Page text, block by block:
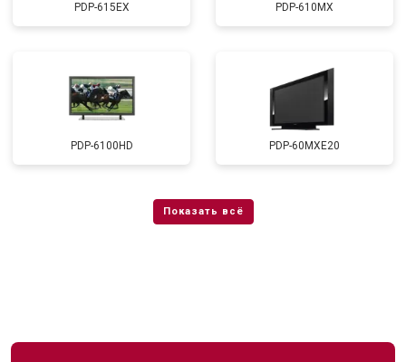
PDP-615EX PDP-610MX
PDP-6100HD PDP-60MXE20